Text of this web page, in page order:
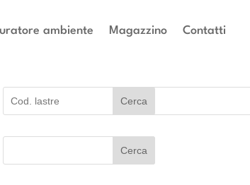
ambiente Magazzino Contatti
Cerca
Cerca